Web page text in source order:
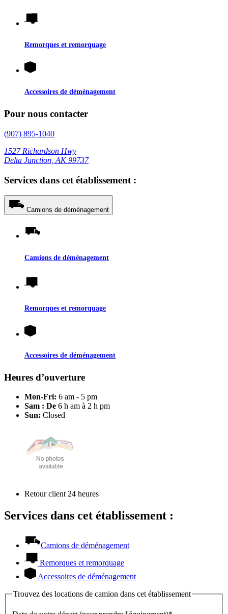
Remorques et remorquage
Accessoires de déménagement
Pour nous contacter
(907) 895-1040
1527 Richardson Hwy
Delta Junction, AK 99737
Services dans cet établissement :
Camions de déménagement
Camions de déménagement
Remorques et remorquage
Accessoires de déménagement
Heures d’ouverture
Mon-Fri: 6 am - 5 pm
Sam : De 6 h am à 2 h pm
Sun: Closed
Retour client 24 heures
Services dans cet établissement :
Camions de déménagement
Remorques et remorquage
Accessoires de déménagement
Trouvez des locations de camion dans cet établissement